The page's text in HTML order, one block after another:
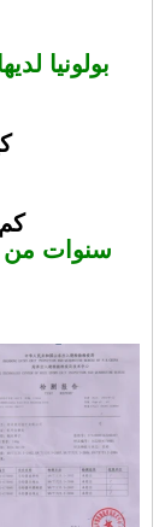
بولونيا
8